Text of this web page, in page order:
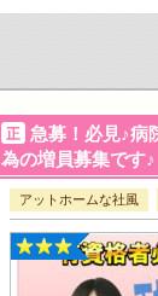
急募！必見♪病
為の増員募集です
アットホームな社風